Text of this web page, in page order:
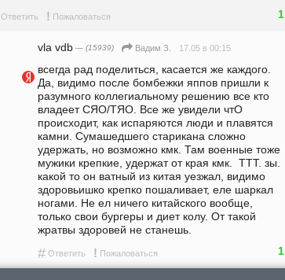
Ответить ! Пожаловаться 1
vla vdb — (15939) Вадим З. 17.05 в 00:15
всегда рад поделиться, касается же каждого.
Да, видимо после бомбежки яппов пришли к
разумного коллегиальному решению все кто
владеет СЯО/ТЯО. Все же увидели чтО
происходит, как испаряются люди и плавятся
камни. Сумашедшего старикана сложно
удержать, но возможно кмк. Там военные тоже
мужики крепкие, удержат от края кмк.  ТТТ. зы.
какой то он ватный из китая уезжал, видимо
здоровьишко крепко пошаливает, еле шаркал
ногами. Не ел ничего китайского вообще,
только свои бургеры и диет колу. От такой
жратвы здоровей не станешь.
# Ответить ! Пожаловаться 1